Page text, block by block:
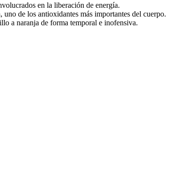
en la liberación de energía.
de los antioxidantes más importantes del cuerpo.
a naranja de forma temporal e inofensiva.